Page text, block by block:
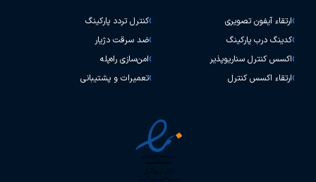
ارتقاء آیفون تصویری
کدینگ درب پارکینگ
اکسس کنترل سناریوپذیر
ارتقاء اکسس کنترل
کنترل تردد پارکینگ
ضد سرقت دژیار
امن‌سازی راه‌پله
تعمیرات و پشتیبانی